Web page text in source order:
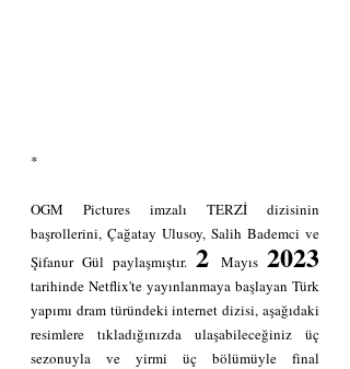
*
OGM Pictures imzalı TERZİ dizisinin
başrollerini, Çağatay Ulusoy, Salih Bademci ve
Şifanur Gül paylaşmıştır. 2 Mayıs 2023
tarihinde Netflix'te yayınlanmaya başlayan Türk
yapımı dram türündeki internet dizisi, aşağıdaki
resimlere tıkladığınızda ulaşabileceğiniz üç
sezonuyla ve yirmi üç bölümüyle final